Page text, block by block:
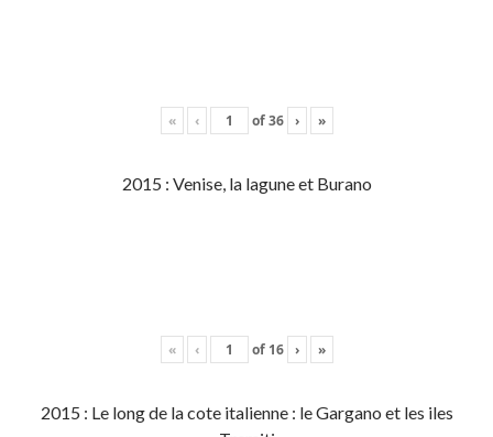
« ‹ of36 › »
2015 : Venise, la lagune et Burano
« ‹ of 16 › »
2015 : Le long de la cote italienne : le Gargano et les iles